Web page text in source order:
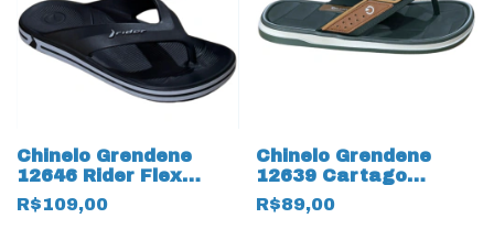
Chinelo Grendene
12646 Rider Flex
19983 19984 Dedo
Adulto
R$109,00
Chinelo Grendene
12639 Cartago
Malaga 19959 Sport
III
R$89,00